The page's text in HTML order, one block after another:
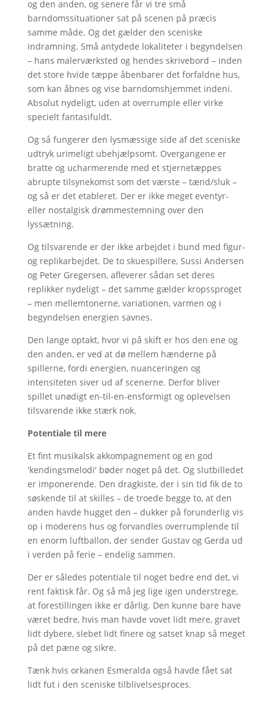
og den anden, og senere får vi tre små
barndomssituationer sat på scenen på præcis
samme måde. Og det gælder den sceniske
indramning. Små antydede lokaliteter i begyndelsen
– hans malerværksted og hendes skrivebord – inden
det store hvide tæppe åbenbarer det forfaldne hus,
som kan åbnes og vise barndomshjemmet indeni.
Absolut nydeligt, uden at overrumple eller virke
specielt fantasifuldt.
Og så fungerer den lysmæssige side af det sceniske
udtryk urimeligt ubehjælpsomt. Overgangene er
bratte og ucharmerende med et stjernetæppes
abrupte tilsynekomst som det værste – tænd/sluk –
og så er det etableret. Der er ikke meget eventyr-
eller nostalgisk drømmestemning over den
lyssætning.
Og tilsvarende er der ikke arbejdet i bund med figur-
og replikarbejdet. De to skuespillere, Sussi Andersen
og Peter Gregersen, afleverer sådan set deres
replikker nydeligt – det samme gælder kropssproget
– men mellemtonerne, variationen, varmen og i
begyndelsen energien savnes.
Den lange optakt, hvor vi på skift er hos den ene og
den anden, er ved at dø mellem hænderne på
spillerne, fordi energien, nuanceringen og
intensiteten siver ud af scenerne. Derfor bliver
spillet unødigt en-til-en-ensformigt og oplevelsen
tilsvarende ikke stærk nok.
Potentiale til mere
Et fint musikalsk akkompagnement og en god
'kendingsmelodi' bøder noget på det. Og slutbilledet
er imponerende. Den dragkiste, der i sin tid fik de to
søskende til at skilles – de troede begge to, at den
anden havde hugget den – dukker på forunderlig vis
op i moderens hus og forvandles overrumplende til
en enorm luftballon, der sender Gustav og Gerda ud
i verden på ferie – endelig sammen.
Der er således potentiale til noget bedre end det, vi
rent faktisk får. Og så må jeg lige igen understrege,
at forestillingen ikke er dårlig. Den kunne bare have
været bedre, hvis man havde vovet lidt mere, gravet
lidt dybere, slebet lidt finere og satset knap så meget
på det pæne og sikre.
Tænk hvis orkanen Esmeralda også havde fået sat
lidt fut i den sceniske tilblivelsesproces.